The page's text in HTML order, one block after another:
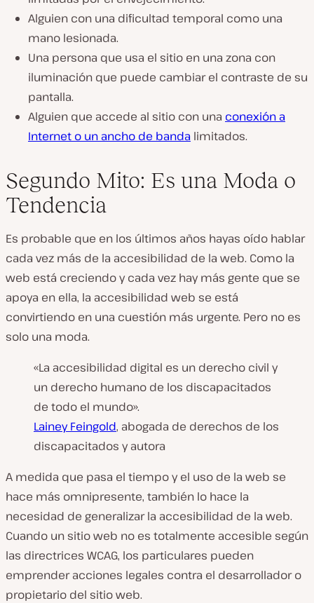
Alguien con una dificultad temporal como una
mano lesionada.
Una persona que usa el sitio en una zona con
iluminación que puede cambiar el contraste de su
pantalla.
Alguien que accede al sitio con una conexión a
Internet o un ancho de banda limitados.
Segundo Mito: Es una Moda o
Tendencia
Es probable que en los últimos años hayas oído hablar
cada vez más de la accesibilidad de la web. Como la
web está creciendo y cada vez hay más gente que se
apoya en ella, la accesibilidad web se está
convirtiendo en una cuestión más urgente. Pero no es
solo una moda.
«La accesibilidad digital es un derecho civil y
un derecho humano de los discapacitados
de todo el mundo».
Lainey Feingold, abogada de derechos de los
discapacitados y autora
A medida que pasa el tiempo y el uso de la web se
hace más omnipresente, también lo hace la
necesidad de generalizar la accesibilidad de la web.
Cuando un sitio web no es totalmente accesible según
las directrices WCAG, los particulares pueden
emprender acciones legales contra el desarrollador o
propietario del sitio web.